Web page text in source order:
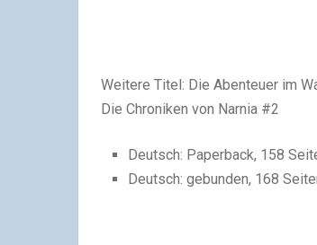
Weitere Titel: Die Abenteuer im
Die Chroniken von Narnia #2
Deutsch: Paperback, 158
Deutsch: gebunden, 168